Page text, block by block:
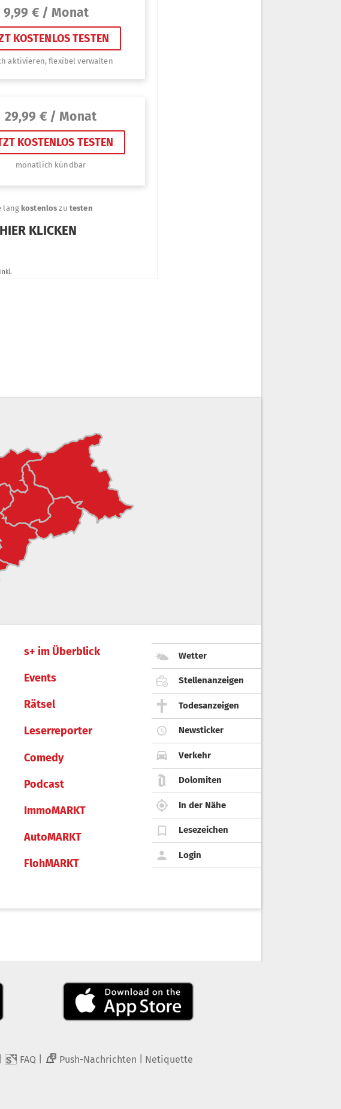
s+ im Überblick
Events
Rätsel
Leserreporter
Comedy
Podcast
ImmoMARKT
AutoMARKT
FlohMARKT
Wetter
Stellenanzeigen
Todesanzeigen
Newsticker
Verkehr
Dolomiten
In der Nähe
Lesezeichen
Login
FAQ 2 Push-Nachrichten Netiquette